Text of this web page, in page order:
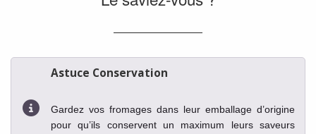
Astuce Conservation
Gardez vos fromages dans leur emballage d’origine
pour qu’ils conservent un maximum leurs saveurs